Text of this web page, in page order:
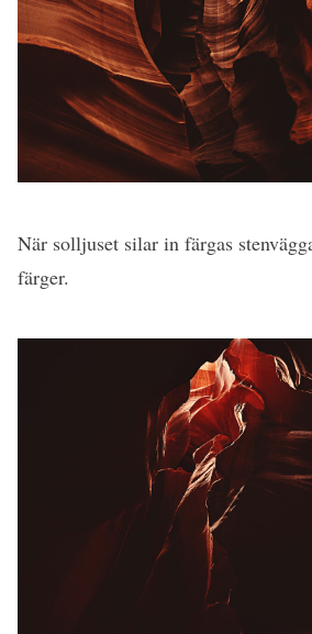
När solljuset silar in färgas
färger.